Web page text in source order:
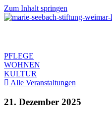
Zum Inhalt springen
PFLEGE
WOHNEN
KULTUR
Alle Veranstaltungen
21. Dezember 2025